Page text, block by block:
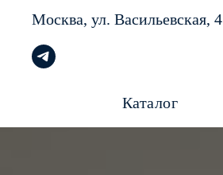
Москва, ул. Васильевская, 4
Каталог